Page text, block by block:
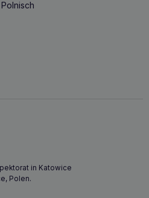
Polnisch
in Katowice
Polen.